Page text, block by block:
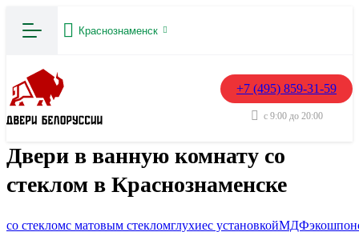
Краснознаменск
+7 (495) 859-31-59
с 9:00 до 20:00
Двери в ванную комнату со
стеклом в Краснознаменске
со стекломс матовым стекломглухиес установкойМДФэкошпон